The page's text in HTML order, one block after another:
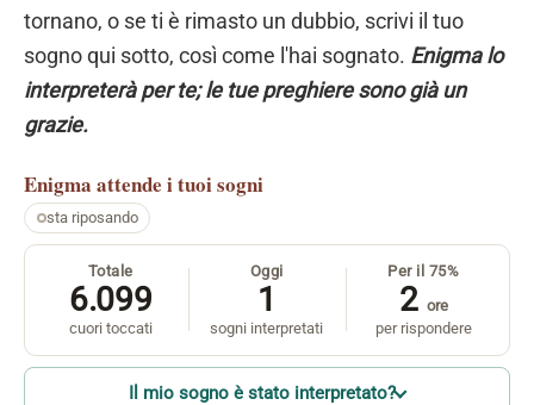
tornano, o se ti è rimasto un dubbio, scrivi il tuo
sogno qui sotto, così come l'hai sognato. Enigma lo
interpreterà per te; le tue preghiere sono già un
grazie.
Enigma attende i tuoi sogni
sta riposando
Totale
6.099
cuori toccati
Oggi
1
sogni interpretati
Per il 75%
2 ore
per rispondere
Il mio sogno è stato interpretato?